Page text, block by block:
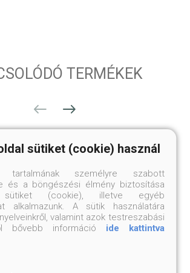
TERMÉKEK
sütiket (cookie) használ
tartalmának személyre szabott
és a böngészési élmény biztosítása
sütiket (cookie), illetve egyéb
alkalmazunk. A sütik használatára
valamint azok testreszabási
bővebb információ ide kattintva